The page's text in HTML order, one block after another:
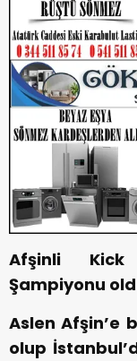
Afşinli Kick
Şampiyonu
Aslen Afşin’e
olup